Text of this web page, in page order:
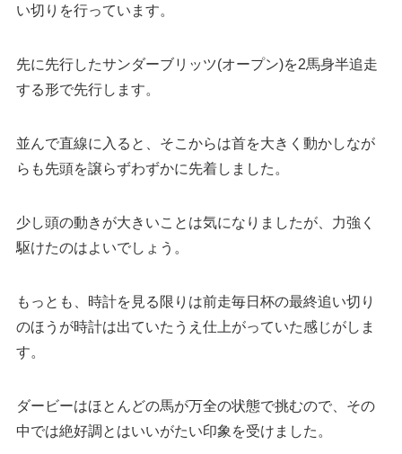
い切りを行っています。
先に先行したサンダーブリッツ(オープン)を2馬身半追走
する形で先行します。
並んで直線に入ると、そこからは首を大きく動かしなが
らも先頭を譲らずわずかに先着しました。
少し頭の動きが大きいことは気になりましたが、力強く
駆けたのはよいでしょう。
もっとも、時計を見る限りは前走毎日杯の最終追い切り
のほうが時計は出ていたうえ仕上がっていた感じがしま
す。
ダービーはほとんどの馬が万全の状態で挑むので、その
中では絶好調とはいいがたい印象を受けました。